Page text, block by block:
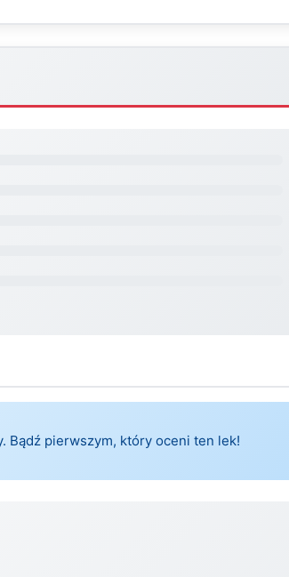
Bądź pierwszym, który oceni ten lek!